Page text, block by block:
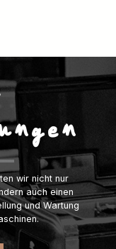
wir nicht nur
auch einen
und Wartung